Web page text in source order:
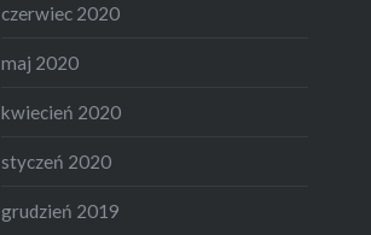
czerwiec 2020
maj 2020
kwiecień 2020
styczeń 2020
grudzień 2019